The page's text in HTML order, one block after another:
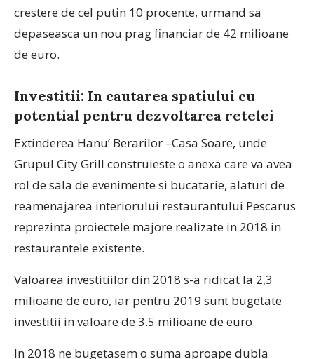
crestere de cel putin 10 procente, urmand sa
depaseasca un nou prag financiar de 42 milioane
de euro.
Investitii: In cautarea spatiului cu
potential pentru dezvoltarea retelei
Extinderea Hanu’ Berarilor –Casa Soare, unde
Grupul City Grill construieste o anexa care va avea
rol de sala de evenimente si bucatarie, alaturi de
reamenajarea interiorului restaurantului Pescarus
reprezinta proiectele majore realizate in 2018 in
restaurantele existente.
Valoarea investitiilor din 2018 s-a ridicat la 2,3
milioane de euro, iar pentru 2019 sunt bugetate
investitii in valoare de 3.5 milioane de euro.
In 2018 ne bugetasem o suma aproape dubla